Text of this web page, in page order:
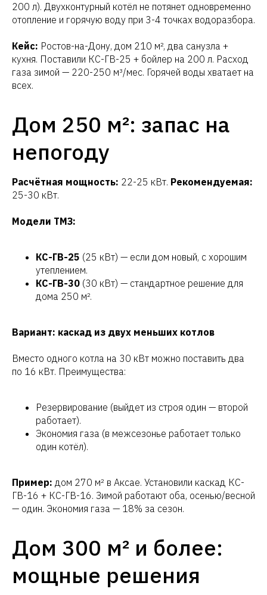
200 л). Двухконтурный котёл не потянет одновременно
отопление и горячую воду при 3-4 точках водоразбора.
Кейс: Ростов-на-Дону, дом 210 м², два санузла +
кухня. Поставили КС-ГВ-25 + бойлер на 200 л. Расход
газа зимой — 220-250 м³/мес. Горячей воды хватает на
всех.
Дом 250 м²: запас на
непогоду
Расчётная мощность: 22-25 кВт. Рекомендуемая:
25-30 кВт.
Модели ТМЗ:
КС-ГВ-25 (25 кВт) — если дом новый, с хорошим
утеплением.
КС-ГВ-30 (30 кВт) — стандартное решение для
дома 250 м².
Вариант: каскад из двух меньших котлов
Вместо одного котла на 30 кВт можно поставить два
по 16 кВт. Преимущества:
Резервирование (выйдет из строя один — второй
работает).
Экономия газа (в межсезонье работает только
один котёл).
Пример: дом 270 м² в Аксае. Установили каскад КС-
ГВ-16 + КС-ГВ-16. Зимой работают оба, осенью/весной
— один. Экономия газа — 18% за сезон.
Дом 300 м² и более:
мощные решения
по вашим параметрам в течение одного
Позвонить
+7 928 226 73 00